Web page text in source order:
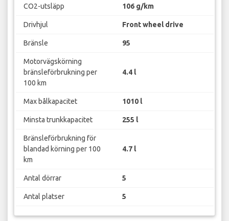
CO2-utsläpp 106 g/km
Drivhjul Front wheel drive
Bränsle 95
Motorvägskörning
bränsleförbrukning per
100 km
4.4 l
Max bålkapacitet 1010 l
Minsta trunkkapacitet 255 l
Bränsleförbrukning för
blandad körning per 100
km
4.7 l
Antal dörrar 5
Antal platser 5